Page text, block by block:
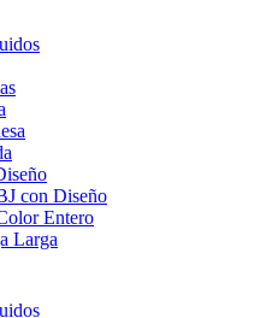
con Diseño
Entero
Larga